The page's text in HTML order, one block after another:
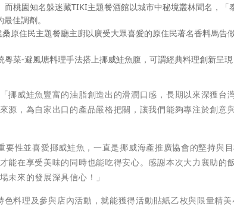
桃園知名躲迷藏TIKI主題餐酒館以城市中秘境叢林聞名，「
佳調劑。
原住民主題餐廳主廚以廣受大眾喜愛的原住民著名香料馬告
粵菜-避風塘料理手法搭上挪威鮭魚腹，可謂經典料理創新呈
挪威鮭魚豐富的油脂創造出的滑潤口感，長期以來深獲台
源，為自家出口的產品嚴格把關，讓我們能夠專注於創意
性並喜愛挪威鮭魚，一直是挪威海產推廣協會的堅持與
能在享受美味的同時也能吃得安心。感謝本次大力襄助的
未來的發展深具信心！」
料理及參與店內活動，就能獲得活動貼紙乙枚與限量精